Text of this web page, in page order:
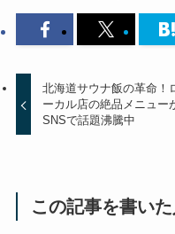
北海道サウナ飯の革命！
ーカル店の絶品メニュー
SNSで話題沸騰中
この記事を書いた